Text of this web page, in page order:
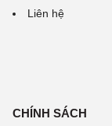
Liên hệ
CHÍNH SÁCH